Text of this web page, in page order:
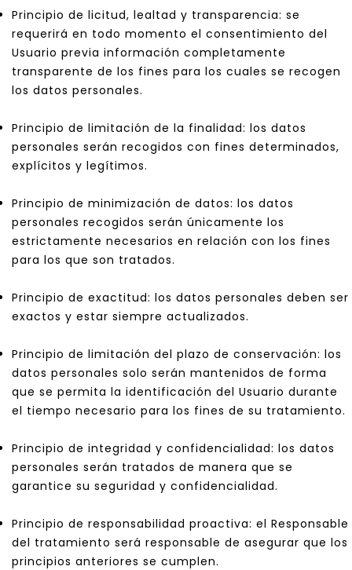
Principio de licitud, lealtad y transparencia: se
requerirá en todo momento el consentimiento del
Usuario previa información completamente
transparente de los fines para los cuales se recogen
los datos personales.
Principio de limitación de la finalidad: los datos
personales serán recogidos con fines determinados,
explícitos y legítimos.
Principio de minimización de datos: los datos
personales recogidos serán únicamente los
estrictamente necesarios en relación con los fines
para los que son tratados.
Principio de exactitud: los datos personales deben ser
exactos y estar siempre actualizados.
Principio de limitación del plazo de conservación: los
datos personales solo serán mantenidos de forma
que se permita la identificación del Usuario durante
el tiempo necesario para los fines de su tratamiento.
Principio de integridad y confidencialidad: los datos
personales serán tratados de manera que se
garantice su seguridad y confidencialidad.
Principio de responsabilidad proactiva: el Responsable
del tratamiento será responsable de asegurar que los
principios anteriores se cumplen.